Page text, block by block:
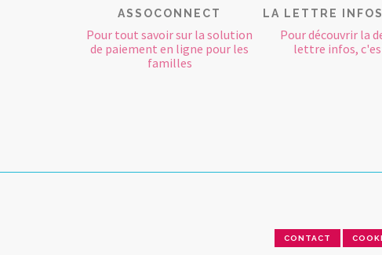
ASSOCONNECT
Pour tout savoir sur la solution
de paiement en ligne pour les
familles
LA LETTRE INFOS
Pour découvrir la
lettre infos,
CONTACT